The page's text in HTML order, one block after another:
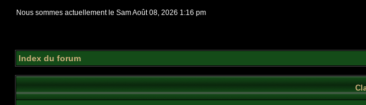
Nous sommes actuellement le Sam Août 08, 2026 1:16 pm
Index du forum